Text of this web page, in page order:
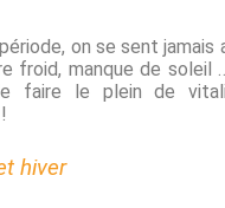
on se sent jamais
froid, manque de soleil
faire le plein de
hiver